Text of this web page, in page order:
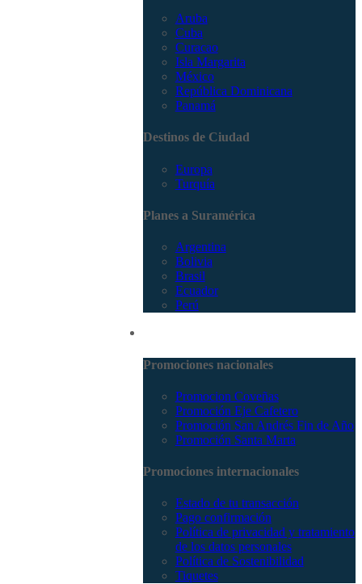
Aruba
Cuba
Curacao
Isla Margarita
México
República Dominicana
Panamá
Destinos de Ciudad
Europa
Turquía
Planes a Suramérica
Argentina
Bolivia
Brasil
Ecuador
Perú
Promociones nacionales
Promocion Coveñas
Promoción Eje Cafetero
Promoción San Andrés Fin de Año
Promoción Santa Marta
Promociones internacionales
Estado de tu transacción
Pago confirmación
Política de privacidad y tratamiento
de los datos personales
Política de Sostenibilidad
Tiquetes